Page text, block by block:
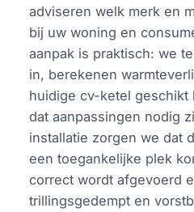
adviseren welk merk en
bij uw woning en
aanpak is praktisch: we
in, berekenen
huidige cv-ketel geschikt
dat aanpassingen nodig
installatie zorgen we dat
een toegankelijke plek
correct wordt afgevoerd
trillingsgedempt en